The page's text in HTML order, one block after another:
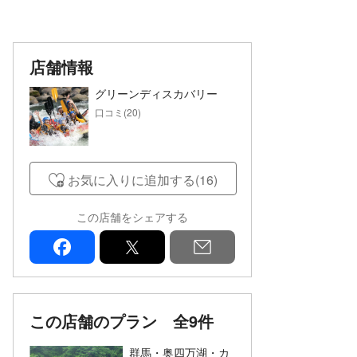
店舗情報
グリーンディスカバリー
口コミ(20)
お気に入りに追加する(16)
この店舗をシェアする
facebook
この店舗のプラン 全9件
群馬・奥四万湖・カ